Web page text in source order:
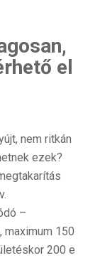
el
nem ritkán
ezek?
–
maximum 150
200 e